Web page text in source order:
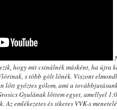
hogy mit csinálnék másként, ha újra
s több gólt lőnék. Viszont
lőtt győztes gólom, ami a
Gyulának lőttem egyet, amellyel
emlékezetes és sikeres VVK-s